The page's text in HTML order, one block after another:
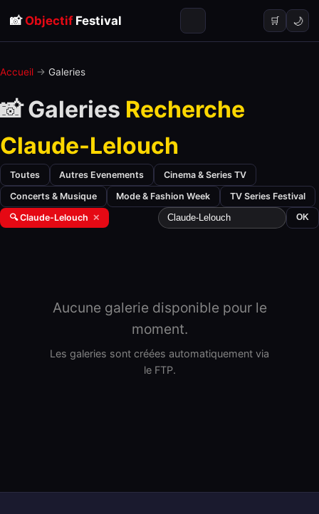
📸 ObjectifFestival 🛒 🌙
Accueil → Galeries
📸 Galeries Recherche
Claude-Lelouch
Toutes Autres Evenements Cinema & Series TV
Concerts & Musique Mode & Fashion Week TV Series Festival
🔍 Claude-Lelouch ✕ OK
Aucune galerie disponible pour le
moment.
Les galeries sont créées automatiquement via
le FTP.